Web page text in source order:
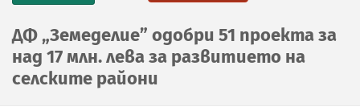
NAVIGATION
ДФ „Земеделие” одобри 51 проекта за
над 17 млн. лева за развитието на
селските райони